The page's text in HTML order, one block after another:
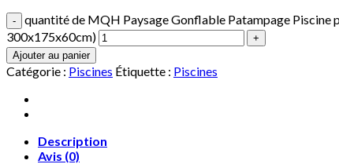
quantité de MQH Paysage Gonflable Patampage Piscine
300x175x60cm)
Ajouter au panier
Catégorie : Piscines Étiquette : Piscines
Description
Avis (0)